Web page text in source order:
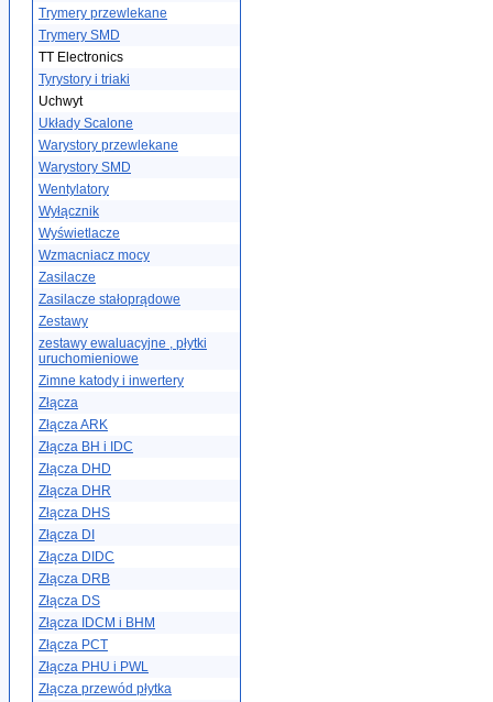
Trymery przewlekane
Trymery SMD
TT Electronics
Tyrystory i triaki
Uchwyt
Układy Scalone
Warystory przewlekane
Warystory SMD
Wentylatory
Wyłącznik
Wyświetlacze
Wzmacniacz mocy
Zasilacze
Zasilacze stałoprądowe
Zestawy
zestawy ewaluacyjne , płytki
uruchomieniowe
Zimne katody i inwertery
Złącza
Złącza ARK
Złącza BH i IDC
Złącza DHD
Złącza DHR
Złącza DHS
Złącza DI
Złącza DIDC
Złącza DRB
Złącza DS
Złącza IDCM i BHM
Złącza PCT
Złącza PHU i PWL
Złącza przewód płytka